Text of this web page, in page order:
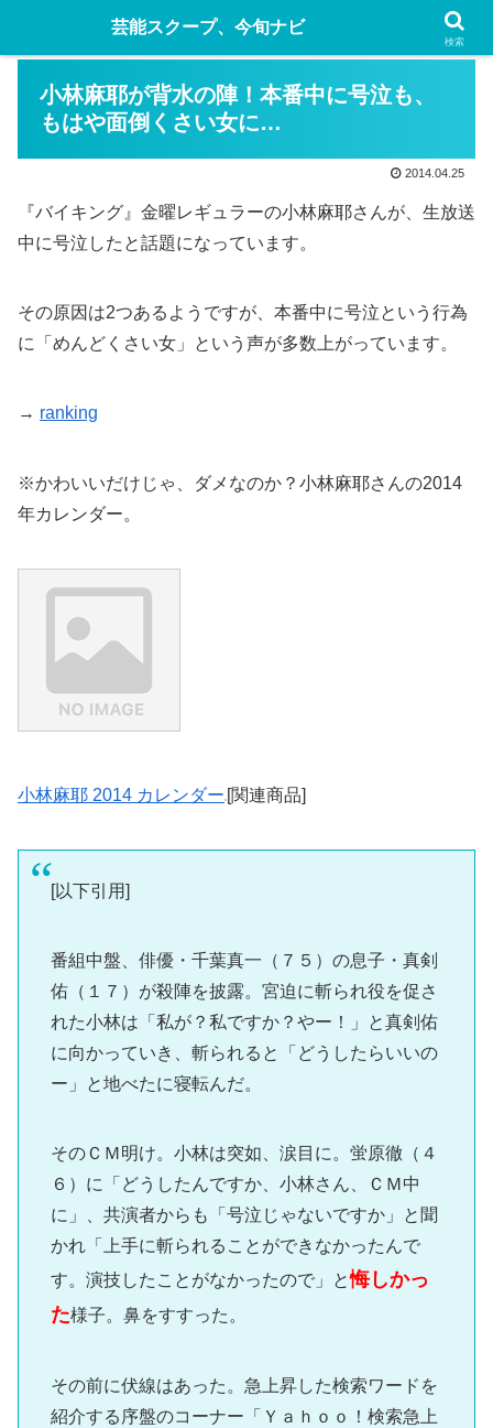
小林麻耶が背水の陣！本番中に号泣も、
もはや面倒くさい女に…
2014.04.25
『バイキング』金曜レギュラーの小林麻耶さんが、生放送
中に号泣したと話題になっています。
その原因は2つあるようですが、本番中に号泣という行為
に「めんどくさい女」という声が多数上がっています。
→ ranking
※かわいいだけじゃ、ダメなのか？小林麻耶さんの2014
年カレンダー。
小林麻耶 2014 カレンダー [関連商品]
[以下引用]
番組中盤、俳優・千葉真一（７５）の息子・真剣
佑（１７）が殺陣を披露。宮迫に斬られ役を促さ
れた小林は「私が？私ですか？やー！」と真剣佑
に向かっていき、斬られると「どうしたらいいの
ー」と地べたに寝転んだ。
そのＣＭ明け。小林は突如、涙目に。蛍原徹（４
６）に「どうしたんですか、小林さん、ＣＭ中
に」、共演者からも「号泣じゃないですか」と聞
かれ「上手に斬られることができなかったんで
す。演技したことがなかったので」と悔しかっ
た様子。鼻をすすった。
その前に伏線はあった。急上昇した検索ワードを
紹介する序盤のコーナー「Ｙａｈｏｏ！検索急上
芸能スクープ、今旬ナビ
検索